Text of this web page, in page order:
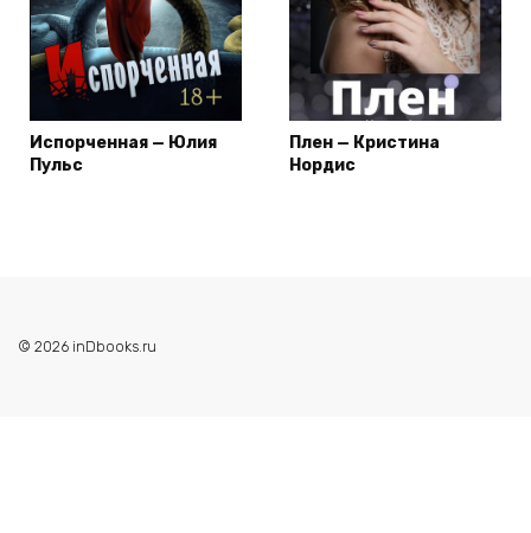
Испорченная — Юлия
Пульс
Плен — Кристина
Нордис
© 2026 inDbooks.ru